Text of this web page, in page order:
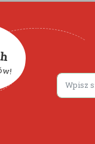
Lorem